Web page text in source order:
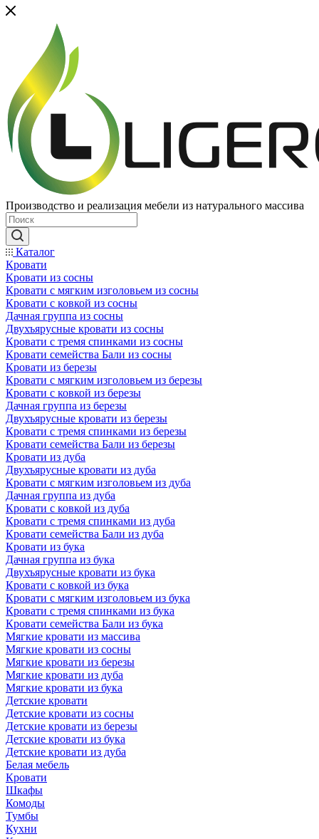
Производство и реализация мебели из натурального массива
Каталог
Кровати
Кровати из сосны
Кровати с мягким изголовьем из сосны
Кровати с ковкой из сосны
Дачная группа из сосны
Двухъярусные кровати из сосны
Кровати с тремя спинками из сосны
Кровати семейства Бали из сосны
Кровати из березы
Кровати с мягким изголовьем из березы
Кровати с ковкой из березы
Дачная группа из березы
Двухъярусные кровати из березы
Кровати с тремя спинками из березы
Кровати семейства Бали из березы
Кровати из дуба
Двухъярусные кровати из дуба
Кровати с мягким изголовьем из дуба
Дачная группа из дуба
Кровати с ковкой из дуба
Кровати с тремя спинками из дуба
Кровати семейства Бали из дуба
Кровати из бука
Дачная группа из бука
Двухъярусные кровати из бука
Кровати с ковкой из бука
Кровати с мягким изголовьем из бука
Кровати с тремя спинками из бука
Кровати семейства Бали из бука
Мягкие кровати из массива
Мягкие кровати из сосны
Мягкие кровати из березы
Мягкие кровати из дуба
Мягкие кровати из бука
Детские кровати
Детские кровати из сосны
Детские кровати из березы
Детские кровати из бука
Детские кровати из дуба
Белая мебель
Кровати
Шкафы
Комоды
Тумбы
Кухни